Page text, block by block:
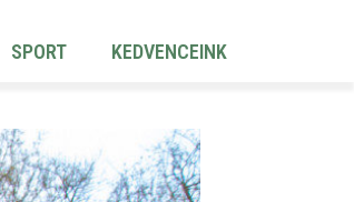
SPORT KEDVENCEINK